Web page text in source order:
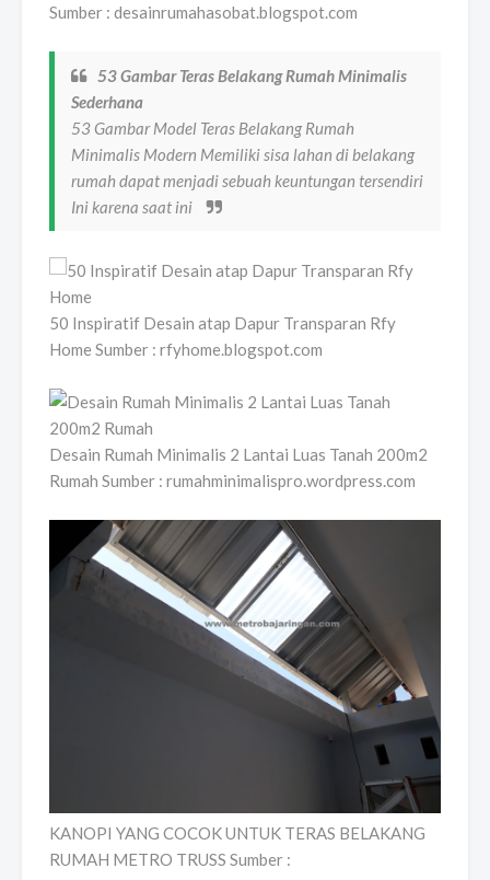
Sumber : desainrumahasobat.blogspot.com
53 Gambar Teras Belakang Rumah Minimalis
Sederhana
53 Gambar Model Teras Belakang Rumah
Minimalis Modern Memiliki sisa lahan di belakang
rumah dapat menjadi sebuah keuntungan tersendiri
Ini karena saat ini
50 Inspiratif Desain atap Dapur Transparan Rfy
Home Sumber : rfyhome.blogspot.com
Desain Rumah Minimalis 2 Lantai Luas Tanah 200m2
Rumah Sumber : rumahminimalispro.wordpress.com
KANOPI YANG COCOK UNTUK TERAS BELAKANG
RUMAH METRO TRUSS Sumber :